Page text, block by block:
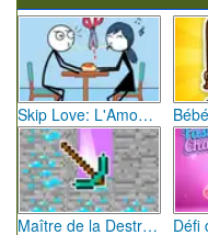
Skip Love: L'Amour en Péril
Maître de la Destruction: Fusion de Pioches